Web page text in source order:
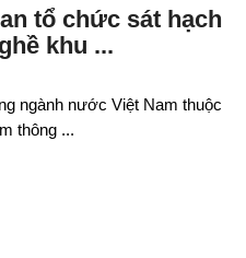
tổ chức sát hạch
khu ...
ngành nước Việt Nam thuộc
thông ...